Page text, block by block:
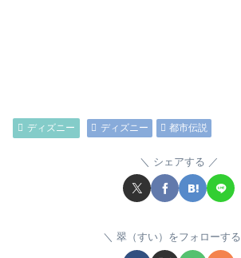
ディズニー ディズニー 都市伝説
シェアする
翠（すい）をフォローする